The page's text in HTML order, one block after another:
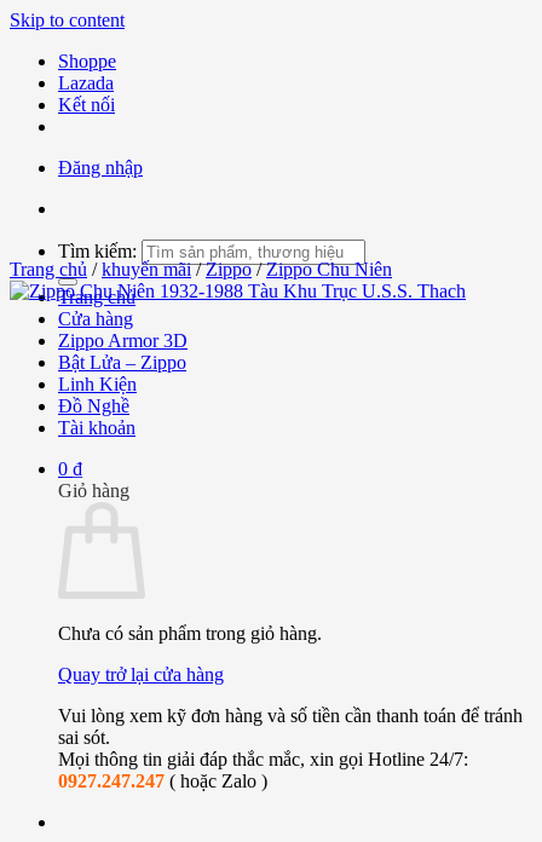
Skip to content
Shoppe
Lazada
Kết nối
Đăng nhập
Tìm kiếm:
Trang chủ
Cửa hàng
Zippo Armor 3D
Bật Lửa – Zippo
Linh Kiện
Đồ Nghề
Tài khoản
0 ₫
Giỏ hàng
Chưa có sản phẩm trong giỏ hàng.
Quay trở lại cửa hàng
Vui lòng xem kỹ đơn hàng và số tiền cần thanh toán để tránh
sai sót.
Mọi thông tin giải đáp thắc mắc, xin gọi Hotline 24/7:
0927.247.247 ( hoặc Zalo )
Trang chủ / khuyến mãi / Zippo / Zippo Chu Niên